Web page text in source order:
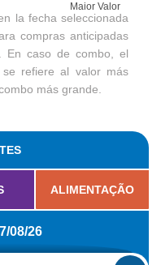
Maior Valor
la fecha seleccionada
compras anticipadas
En caso de combo, el
refiere al valor más
más grande.
ALIMENTAÇÃO
08/26